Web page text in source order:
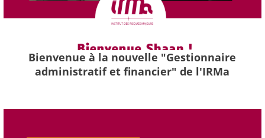
Bienvenue à la nouvelle "Gestionnaire
administratif et financier" de l'IRMa